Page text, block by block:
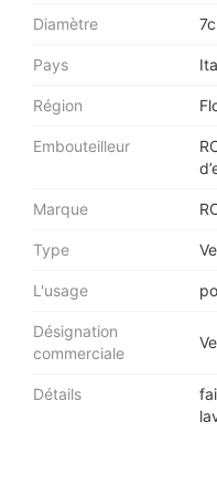
Diamètre
Pays
Région
Embouteilleur
Marque
Type
L'usage
Désignation
commerciale
Détails